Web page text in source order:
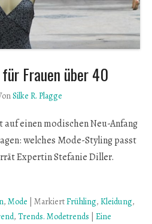
Frauen über 40
Silke R. Plagge
einen modischen Neu-Anfang
welches Mode-Styling passt
Expertin Stefanie Diller.
, Mode MarkiertFrühling, Kleidung,
, Trends. Modetrends
Eine